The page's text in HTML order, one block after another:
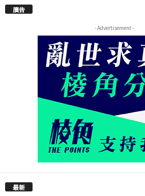
廣告
- Advertisement -
最新